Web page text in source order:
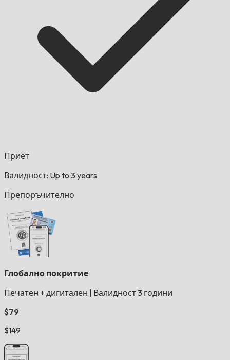
Приет
Валидност: Up to 3 years
Препоръчително
Глобално покритие
Печатен + дигитален
Валидност 3 години
$79
$149